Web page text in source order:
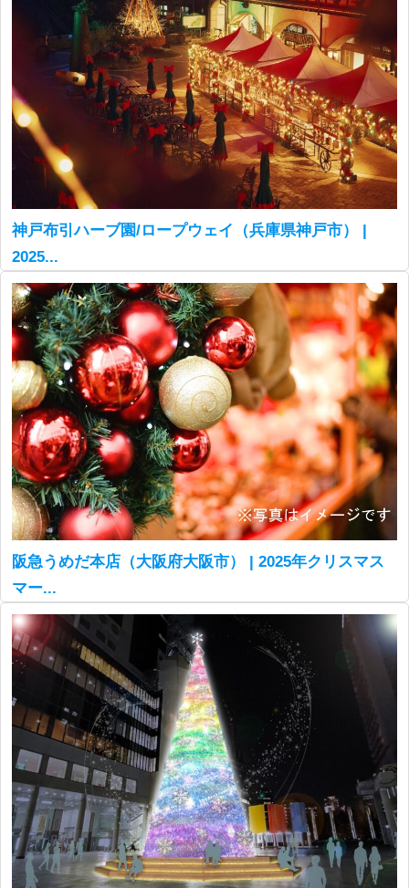
神戸布引ハーブ園/ロープウェイ（兵庫県神戸市） |
2025...
阪急うめだ本店（大阪府大阪市） | 2025年クリスマス
マー...